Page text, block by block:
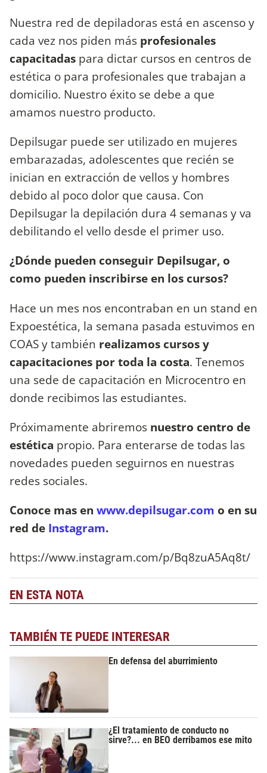
Nuestra red de depiladoras está en ascenso y
cada vez nos piden más profesionales
capacitadas para dictar cursos en centros de
estética o para profesionales que trabajan a
domicilio. Nuestro éxito se debe a que
amamos nuestro producto.
Depilsugar puede ser utilizado en mujeres
embarazadas, adolescentes que recién se
inician en extracción de vellos y hombres
debido al poco dolor que causa. Con
Depilsugar la depilación dura 4 semanas y va
debilitando el vello desde el primer uso.
¿Dónde pueden conseguir Depilsugar, o
como pueden inscribirse en los cursos?
Hace un mes nos encontraban en un stand en
Expoestética, la semana pasada estuvimos en
COAS y también realizamos cursos y
capacitaciones por toda la costa. Tenemos
una sede de capacitación en Microcentro en
donde recibimos las estudiantes.
Próximamente abriremos nuestro centro de
estética propio. Para enterarse de todas las
novedades pueden seguirnos en nuestras
redes sociales.
Conoce mas en www.depilsugar.com o en su
red de Instagram.
https://www.instagram.com/p/Bq8zuA5Aq8t/
EN ESTA NOTA
TAMBIÉN TE PUEDE INTERESAR
En defensa del aburrimiento
¿El tratamiento de conducto no
sirve?... en BEO derribamos ese mito